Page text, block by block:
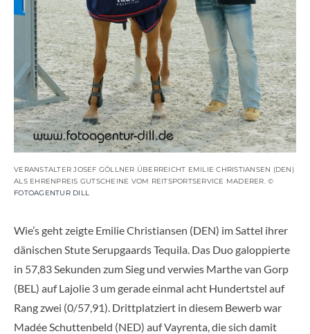
VERANSTALTER JOSEF GÖLLNER ÜBERREICHT EMILIE CHRISTIANSEN (DEN)
ALS EHRENPREIS GUTSCHEINE VOM REITSPORTSERVICE MADERER. ©
FOTOAGENTUR DILL
Wie’s geht zeigte Emilie Christiansen (DEN) im Sattel ihrer
dänischen Stute Serupgaards Tequila. Das Duo galoppierte
in 57,83 Sekunden zum Sieg und verwies Marthe van Gorp
(BEL) auf Lajolie 3 um gerade einmal acht Hundertstel auf
Rang zwei (0/57,91). Drittplatziert in diesem Bewerb war
Madée Schuttenbeld (NED) auf Vayrenta, die sich damit